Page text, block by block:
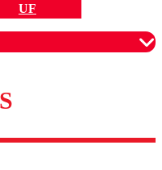
UF
para garantizar un